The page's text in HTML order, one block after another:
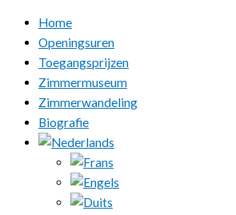
Home
Openingsuren
Toegangsprijzen
Zimmermuseum
Zimmerwandeling
Biografie